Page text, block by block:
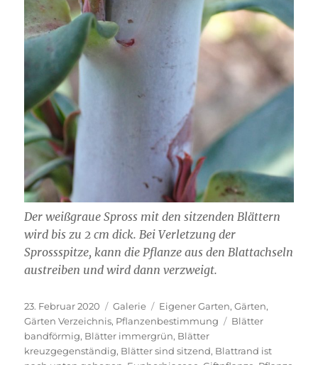
Der weißgraue Spross mit den sitzenden Blättern
wird bis zu 2 cm dick. Bei Verletzung der
Sprossspitze, kann die Pflanze aus den Blattachseln
austreiben und wird dann verzweigt.
Veröffentlicht
am
23. Februar 2020 Format
Galerie Kategorien
Eigener Garten,Gärten,
Gärten Verzeichnis, Pflanzenbestimmung Schlagwörter
Blätter
bandförmig, Blätter immergrün, Blätter
kreuzgegenständig, Blätter sind sitzend, Blattrand ist